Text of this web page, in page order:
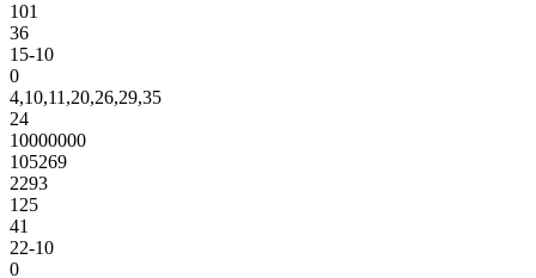
101
36
15-10
0
4,10,11,20,26,29,35
24
10000000
105269
2293
125
41
22-10
0